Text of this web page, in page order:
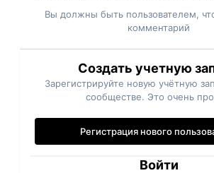
Вы должны быть пользователем,
комментарий
Создать учетную
Зарегистрируйте новую учётную
сообществе. Это очень
Регистрация нового
Войти